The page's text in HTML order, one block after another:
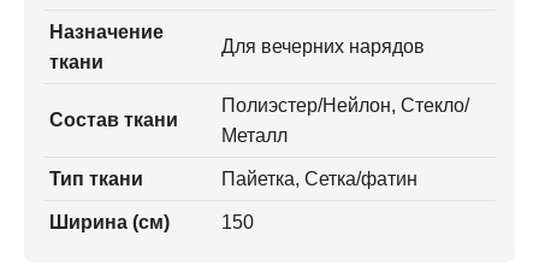
Назначение
ткани
Для вечерних нарядов
Состав ткани
Полиэстер/Нейлон, Стекло/
Металл
Тип ткани Пайетка, Сетка/фатин
Ширина (см) 150